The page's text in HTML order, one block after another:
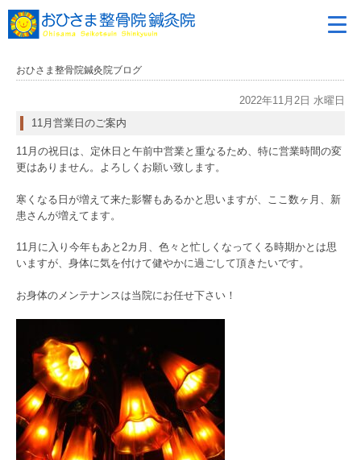
おひさま整骨院鍼灸院ブログ
2022年11月2日 水曜日
11月営業日のご案内
11月の祝日は、定休日と午前中営業と重なるため、特に営業時間の変
更はありません。よろしくお願い致します。
寒くなる日が増えて来た影響もあるかと思いますが、ここ数ヶ月、新
患さんが増えてます。
11月に入り今年もあと2カ月、色々と忙しくなってくる時期かとは思
いますが、身体に気を付けて健やかに過ごして頂きたいです。
お身体のメンテナンスは当院にお任せ下さい！